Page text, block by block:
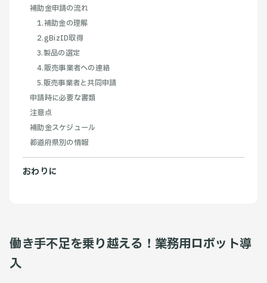
補助金申請の流れ
1.補助金の理解
2.gBizID取得
3.製品の選定
4.販売事業者への連絡
5.販売事業者と共同申請
申請時に必要な書類
注意点
補助金スケジュール
都道府県別の情報
おわりに
働き手不足を乗り越える！業務用ロボット導
入